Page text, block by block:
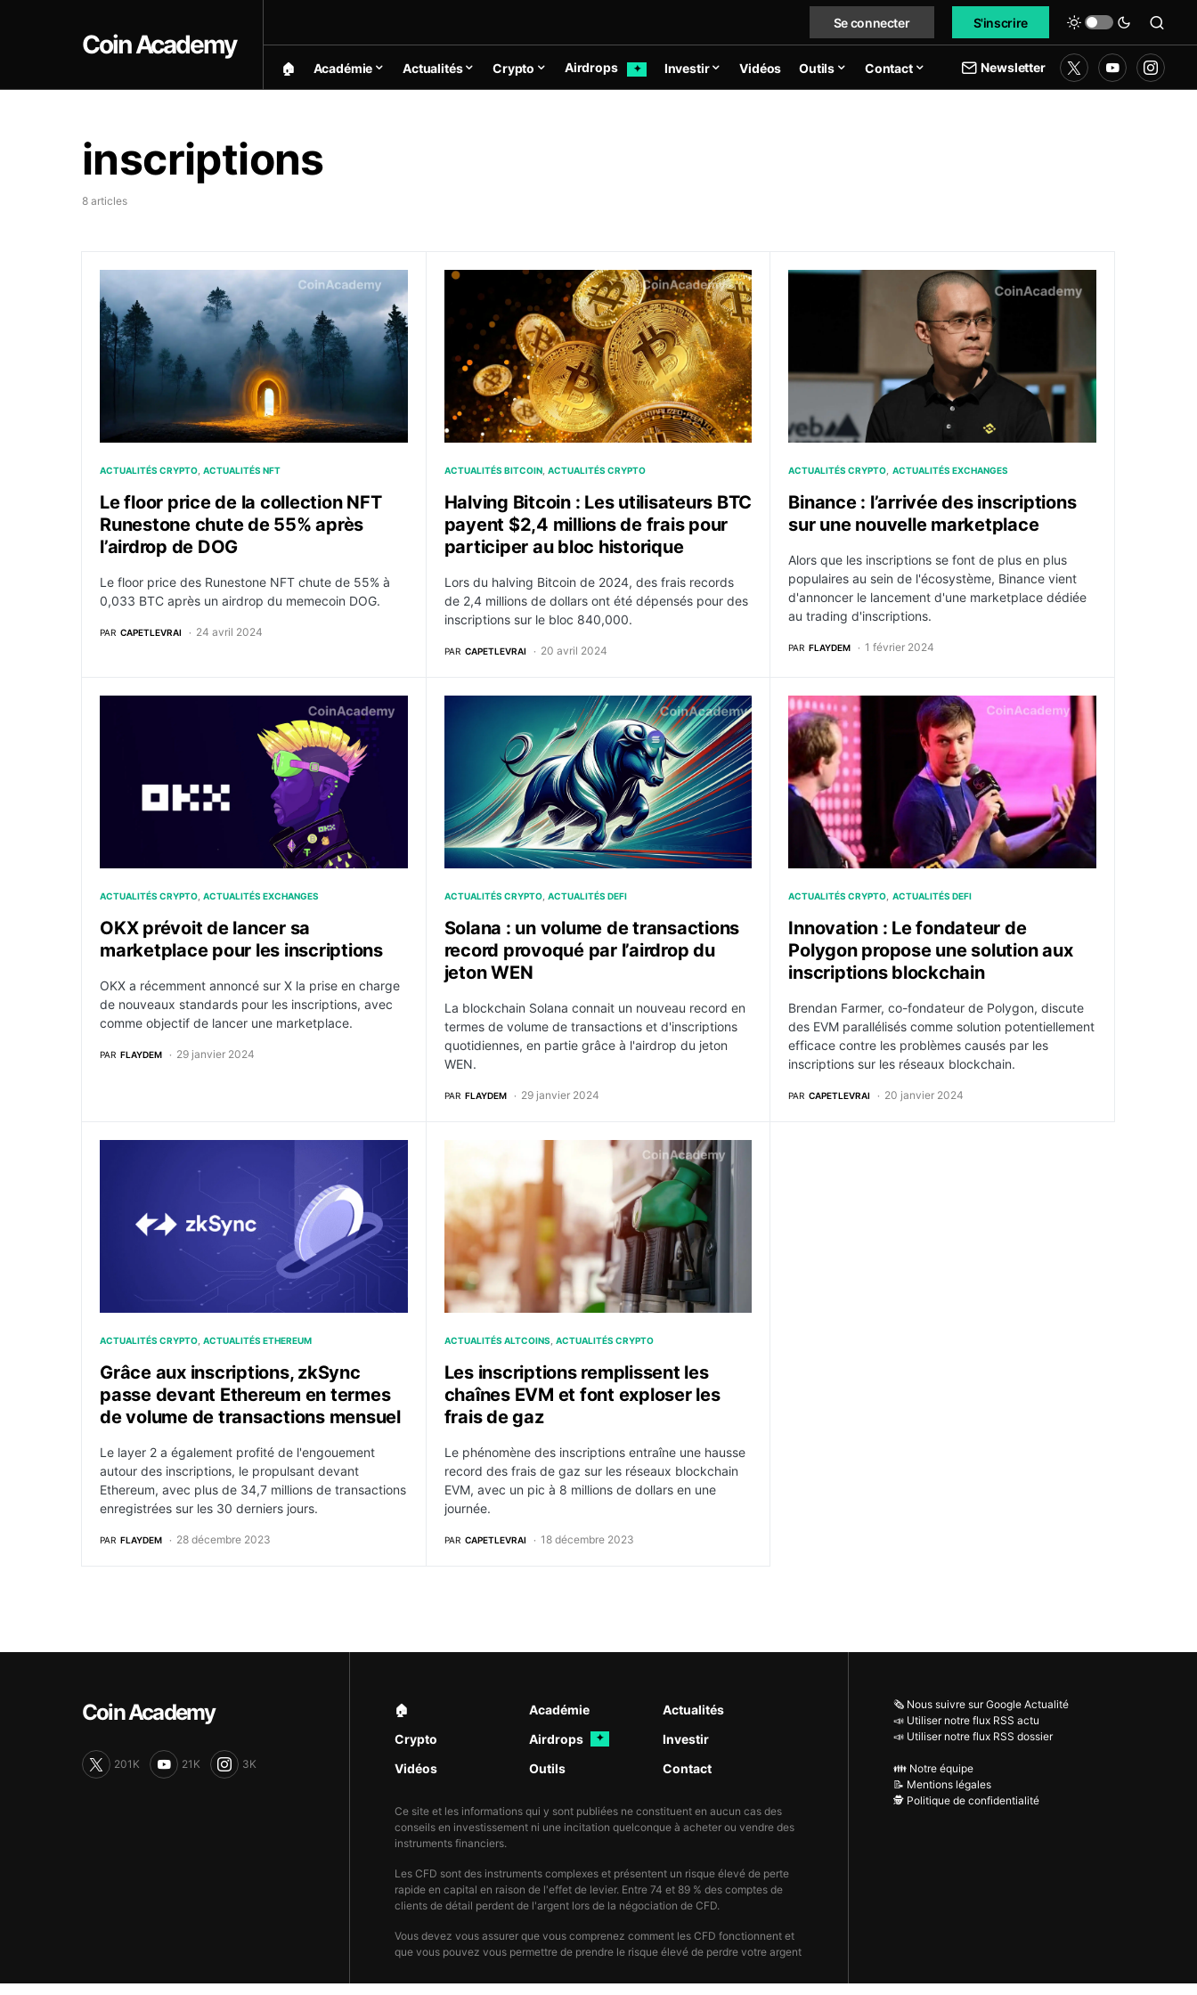
Coin Academy
Se connecter S'inscrire
🏠︎ Académie Actualités Crypto Airdrops ✦ Investir Vidéos Outils Contact Newsletter
inscriptions
8 articles
Le floor price de la collection NFT Runestone chute de 55% après l’airdrop de DOG
ACTUALITÉS CRYPTO ACTUALITÉS NFT
Le floor price de la collection NFT
Runestone chute de 55% après
l’airdrop de DOG
Le floor price des Runestone NFT chute de 55% à
0,033 BTC après un airdrop du memecoin DOG.
PAR CAPETLEVRAI 24 avril 2024
Halving Bitcoin : Les utilisateurs BTC payent $2,4 millions de frais pour participer au bloc historique
ACTUALITÉS BITCOIN ACTUALITÉS CRYPTO
Halving Bitcoin : Les utilisateurs BTC
payent $2,4 millions de frais pour
participer au bloc historique
Lors du halving Bitcoin de 2024, des frais records
de 2,4 millions de dollars ont été dépensés pour des
inscriptions sur le bloc 840,000.
PAR CAPETLEVRAI 20 avril 2024
Binance : l’arrivée des inscriptions sur une nouvelle
ACTUALITÉS CRYPTO ACTUALITÉS EXCHANGES
Binance : l’arrivée des inscriptions
sur une nouvelle marketplace
Alors que les inscriptions se font de plus en plus
populaires au sein de l'écosystème, Binance vient
d'annoncer le lancement d'une marketplace dédiée
au trading d'inscriptions.
PAR FLAYDEM 1 février 2024
OKX prévoit de lancer sa marketplace pour les inscriptions
ACTUALITÉS CRYPTO ACTUALITÉS EXCHANGES
OKX prévoit de lancer sa
marketplace pour les inscriptions
OKX a récemment annoncé sur X la prise en charge
de nouveaux standards pour les inscriptions, avec
comme objectif de lancer une marketplace.
PAR FLAYDEM 29 janvier 2024
Solana : un volume de transactions record provoqué par l’airdrop du jeton WEN
ACTUALITÉS CRYPTO ACTUALITÉS DEFI
Solana : un volume de transactions
record provoqué par l’airdrop du
jeton WEN
La blockchain Solana connait un nouveau record en
termes de volume de transactions et d'inscriptions
quotidiennes, en partie grâce à l'airdrop du jeton
WEN.
PAR FLAYDEM 29 janvier 2024
Innovation : Le fondateur de Polygon propose une solution
ACTUALITÉS CRYPTO ACTUALITÉS DEFI
Innovation : Le fondateur de
Polygon propose une solution aux
inscriptions blockchain
Brendan Farmer, co-fondateur de Polygon, discute
des EVM parallélisés comme solution potentiellement
efficace contre les problèmes causés par les
inscriptions sur les réseaux blockchain.
PAR CAPETLEVRAI 20 janvier 2024
Grâce aux inscriptions, zkSync passe devant Ethereum en termes de volume de transactions mensuel
ACTUALITÉS CRYPTO ACTUALITÉS ETHEREUM
Grâce aux inscriptions, zkSync
passe devant Ethereum en termes
de volume de transactions mensuel
Le layer 2 a également profité de l'engouement
autour des inscriptions, le propulsant devant
Ethereum, avec plus de 34,7 millions de transactions
enregistrées sur les 30 derniers jours.
PAR FLAYDEM 28 décembre 2023
Les inscriptions remplissent les chaînes EVM et font exploser les frais de gaz
ACTUALITÉS ALTCOINS ACTUALITÉS CRYPTO
Les inscriptions remplissent les
chaînes EVM et font exploser les
frais de gaz
Le phénomène des inscriptions entraîne une hausse
record des frais de gaz sur les réseaux blockchain
EVM, avec un pic à 8 millions de dollars en une
journée.
PAR CAPETLEVRAI 18 décembre 2023
Coin Academy
201K 21K 3K
🏠︎ Académie
Actualités
Crypto
Airdrops ✦
Investir
Vidéos
Outils Contact
Ce site et les informations qui y sont publiées ne constituent en aucun cas des
conseils en investissement ni une incitation quelconque à acheter ou vendre des
instruments financiers.
Les CFD sont des instruments complexes et présentent un risque élevé de perte
rapide en capital en raison de l'effet de levier. Entre 74 et 89 % des comptes de
clients de détail perdent de l'argent lors de la négociation de CFD.
Vous devez vous assurer que vous comprenez comment les CFD fonctionnent et
que vous pouvez vous permettre de prendre le risque élevé de perdre votre argent
🗞️ Nous suivre sur Google Actualité
📣 Utiliser notre flux RSS actu
📣 Utiliser notre flux RSS dossier
👪 Notre équipe
📝 Mentions légales
🕵️ Politique de confidentialité